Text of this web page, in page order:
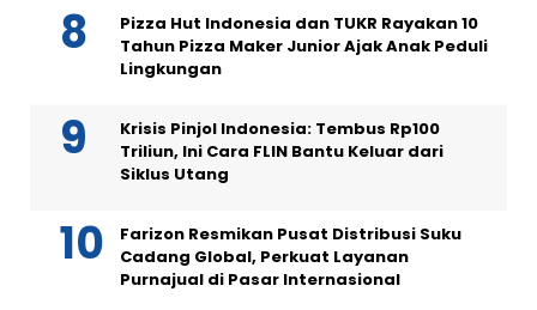
Pizza Hut Indonesia dan TUKR Rayakan 10
Tahun Pizza Maker Junior Ajak Anak Peduli
Lingkungan
Krisis Pinjol Indonesia: Tembus Rp100
Triliun, Ini Cara FLIN Bantu Keluar dari
Siklus Utang
Farizon Resmikan Pusat Distribusi Suku
Cadang Global, Perkuat Layanan
Purnajual di Pasar Internasional